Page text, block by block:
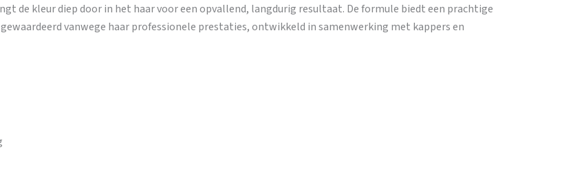
de kleur diep door in het haar voor een opvallend, langdurig resultaat. De formule biedt een prachtige
vanwege haar professionele prestaties, ontwikkeld in samenwerking met kappers en